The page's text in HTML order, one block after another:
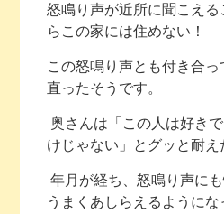
怒鳴り声が近所に聞こえ
らこの家には住めない！
この怒鳴り声とも付き合
直ったそうです。
奥さんは「この人は好き
けじゃない」とグッと耐え
年月が経ち、怒鳴り声にも
うまくあしらえるようにな